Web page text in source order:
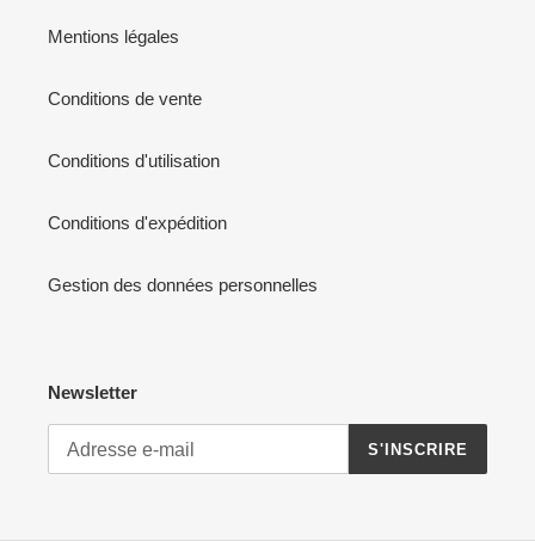
Mentions légales
Conditions de vente
Conditions d'utilisation
Conditions d'expédition
Gestion des données personnelles
Newsletter
S'INSCRIRE